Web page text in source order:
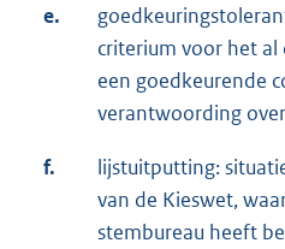
e.
criterium voor het
een goedkeurende
verantwoording
f.
lijstuitputting:
van de Kieswet,
stembureau heeft